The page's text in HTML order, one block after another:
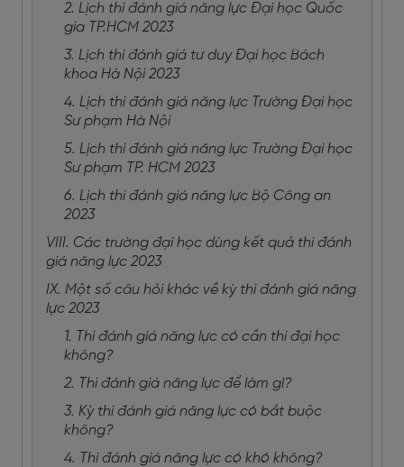
2. Lịch thi đánh giá năng lực Đại học Quốc
gia TP.HCM 2023
3. Lịch thi đánh giá tư duy Đại học Bách
khoa Hà Nội 2023
4. Lịch thi đánh giá năng lực Trường Đại học
Sư phạm Hà Nội
5. Lịch thi đánh giá năng lực Trường Đại học
Sư phạm TP. HCM 2023
6. Lịch thi đánh giá năng lực Bộ Công an
2023
VIII. Các trường đại học dùng kết quả thi đánh
giá năng lực 2023
IX. Một số câu hỏi khác về kỳ thi đánh giá năng
lực 2023
1. Thi đánh giá năng lực có cần thi đại học
không?
2. Thi đánh giá năng lực để làm gì?
3. Kỳ thi đánh giá năng lực có bắt buộc
không?
4. Thi đánh giá năng lực có khó không?